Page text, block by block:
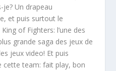
Un drapeau
et puis surtout le
of Fighters: l’une des
grande saga des jeux de
jeux video! Et puis
cette team: fait play, bon